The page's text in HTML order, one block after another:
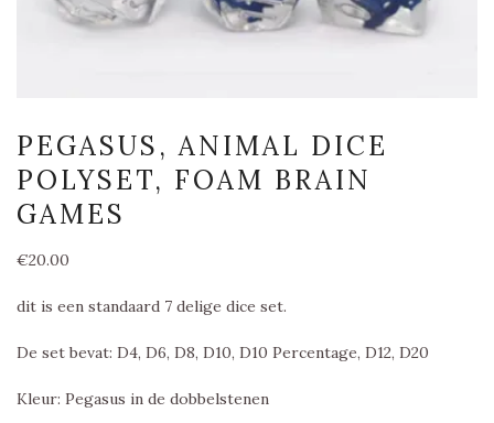
PEGASUS, ANIMAL DICE
POLYSET, FOAM BRAIN
GAMES
€20.00
dit is een standaard 7 delige dice set.
De set bevat: D4, D6, D8, D10, D10 Percentage, D12, D20
Kleur: Pegasus in de dobbelstenen